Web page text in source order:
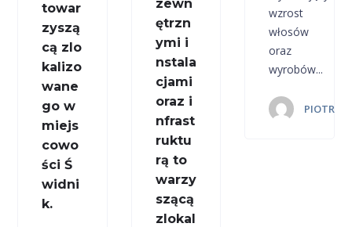
towar
zyszą
cą zlo
kalizo
wane
go w
miejs
cowo
ści Ś
widni
k.
zewn
ętrzn
ymi i
nstala
cjami
oraz i
nfrast
ruktu
rą to
warzy
szącą
zlokal
wzrost
włosów
oraz
wyrobów...
PIOTR